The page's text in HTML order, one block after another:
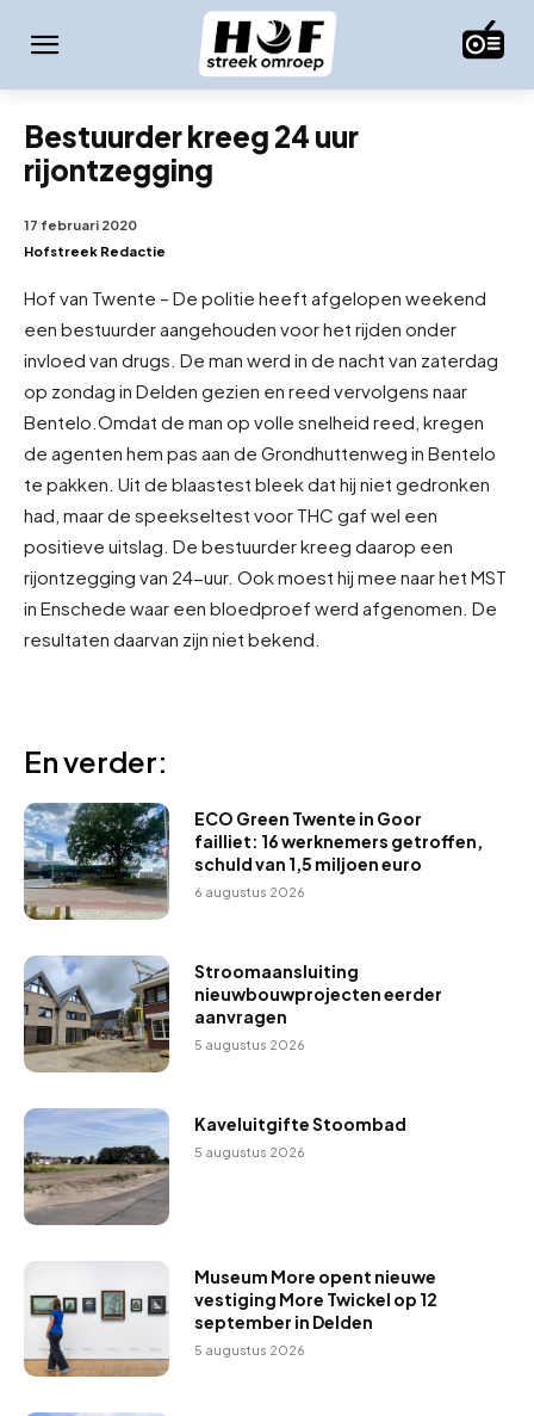
Bestuurder kreeg 24 uur
rijontzegging
17 februari 2020
Hofstreek Redactie
Hof van Twente – De politie heeft afgelopen weekend
een bestuurder aangehouden voor het rijden onder
invloed van drugs. De man werd in de nacht van zaterdag
op zondag in Delden gezien en reed vervolgens naar
Bentelo. Omdat de man op volle snelheid reed, kregen
de agenten hem pas aan de Grondhuttenweg in Bentelo
te pakken. Uit de blaastest bleek dat hij niet gedronken
had, maar de speekseltest voor THC gaf wel een
positieve uitslag. De bestuurder kreeg daarop een
rijontzegging van 24-uur. Ook moest hij mee naar het MST
in Enschede waar een bloedproef werd afgenomen. De
resultaten daarvan zijn niet bekend.
En verder:
ECO Green Twente in Goor
failliet: 16 werknemers getroffen,
schuld van 1,5 miljoen euro
6 augustus 2026
Stroomaansluiting
nieuwbouwprojecten eerder
aanvragen
5 augustus 2026
Kaveluitgifte Stoombad
5 augustus 2026
Museum More opent nieuwe
vestiging More Twickel op 12
september in Delden
5 augustus 2026